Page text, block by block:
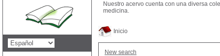
Inicio
New search
Nuestro acervo cuenta con una diversa
medicina.